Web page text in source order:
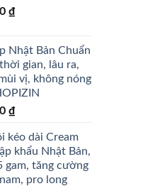
₫
Nhật Bản Chuẩn
gian, lâu ra,
vị, không nóng
₫
kéo dài Cream
khẩu Nhật Bản,
gam, tăng cường
pro long